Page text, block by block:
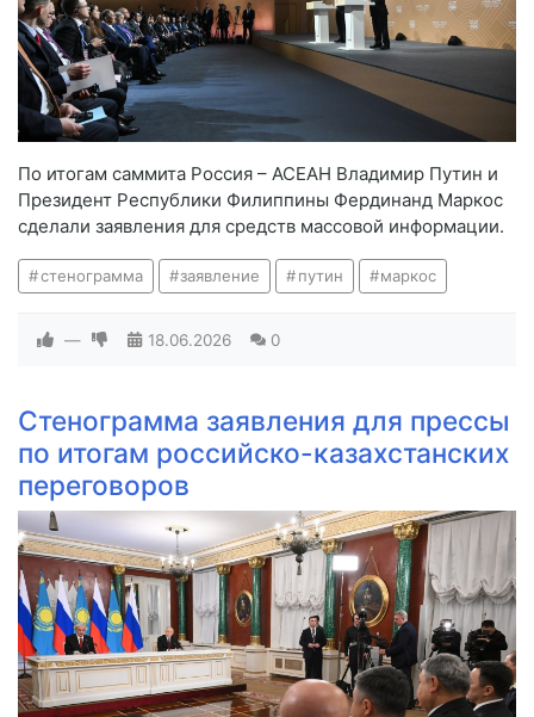
По итогам саммита Россия – АСЕАН Владимир Путин и
Президент Республики Филиппины Фердинанд Маркос
сделали заявления для средств массовой информации.
стенограмма заявление путин маркос
— 18.06.2026 0
Стенограмма заявления для прессы
по итогам российско-казахстанских
переговоров